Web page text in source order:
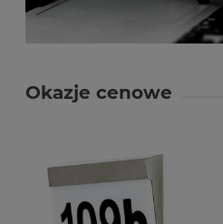
Okazje cenowe